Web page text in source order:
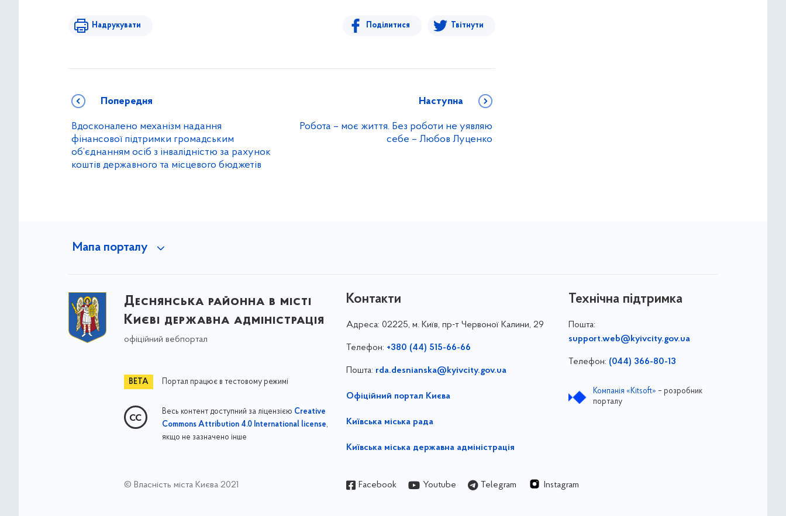
Надрукувати Поділитися Твітнути
Попередня
Вдосконалено механізм надання
фінансової підтримки громадським
об’єднанням осіб з інвалідністю за рахунок
коштів державного та місцевого бюджетів
Наступна
Робота – моє життя. Без роботи не уявляю
себе – Любов Луценко
Мапа порталу
Деснянська районна в місті
Києві державна адміністрація
офіційний вебпортал
Портал працює в тестовому режимі
Весь контент доступний за ліцензією Creative
Commons Attribution 4.0 International license,
якщо не зазначено інше
Контакти
Адреса: 02225, м. Київ, пр-т Червоної Калини, 29
Телефон: +380 (44) 515-66-66
Пошта: rda.desnianska@kyivcity.gov.ua
Офіційний портал Києва
Київська міська рада
Київська міська державна адміністрація
Технічна підтримка
Пошта:
support.web@kyivcity.gov.ua
Телефон: (044) 366-80-13
Компанія «Kitsoft» – розробник
порталу
© Власність міста Києва 2021 Facebook Youtube Telegram Instagram